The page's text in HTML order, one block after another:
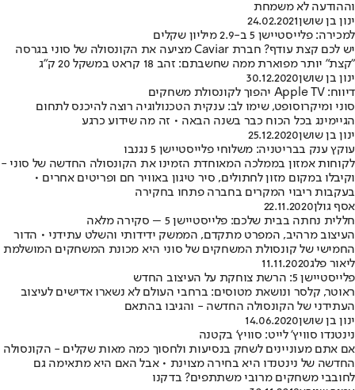
וההודעה לא משמחת
ינון בן שושן24.02.2021
למכירה: פלייסטיישן 5 ב-2.9 מיליון שקלים
יש לכם קצת עודף? חברת Caviar מציעה את הקונסולה של סוני בגרסה
"קצת" יותר מפוארת ממה שחשבתם: זהב 18 קראט במשקל 20 ק"ג
ינון בן שושן30.12.2020
דיווח: Apple TV יהפוך לקונסולת משחקים
סוני ומיקרוסופט, שימו לב: ענקית הטכנולוגיה רוצה להיכנס לתחום
הגיימינג בכל הכוח כבר בשנה הבאה • זה מה שידוע כרגע
ינון בן שושן25.12.2020
עוקץ ענק בבריטניה: משלוחי פלייסטיישן 5 נגנבו
לקוחות אמזון בממלכה המאוחדת הזמינו את הקונסולה החדשה של סוני -
וקיבלו במקום מזון לחתולים, סיר טיגון באוויר חם ופריטים אחרים •
בעקבות ריבוי המקרים בחברה פתחו בחקירה
אסף גולן22.11.2020
חללית נחתה בבית שלכם: פלייסטיישן 5 – סקירה מלאה
העיצוב מרהיב, המפרט מתקדם, הממשק ידידותי והשלט עתידני • הדור
החמישי של קונסולת המשחקים של סוני היא מכונת המשחקים המושלמת
ליאור פלג11.11.2020
פלייסטיישן 5: הרשת צוחקת על העיצוב החדש
ראוטר, קלסר ונושאת מטוסים: ברחבי העולם לא נשארו אדישים לעיצוב
העתידני של הקונסולה החדשה - והגיבו בהתאם
ינון בן שושן14.06.2020
נינטנדו סוויץ' לייט: סוויץ' בקטנה
אם אתם מעוניינים לשחק בנסיעות ולחסוך כמה מאות שקלים - הקונסולה
החדשה של נינטנדו היא בחירה מצוינת • אבל האם היא מתאימה גם
לחובבי משחקים מרובי משתתפים? בדקנו